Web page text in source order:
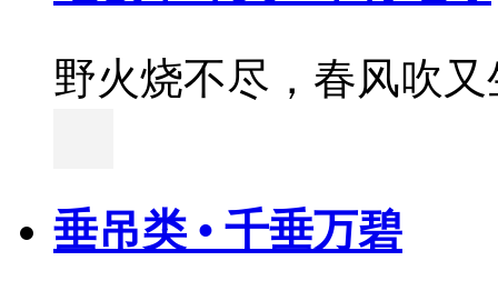
野火烧不尽，春风吹又
垂吊类 • 千垂万碧